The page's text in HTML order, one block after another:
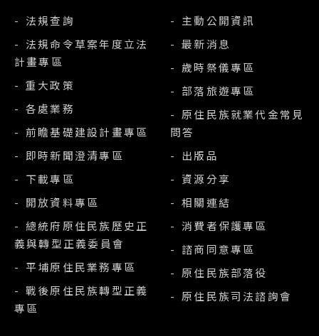
- 法規查詢
- 法規命令草案年度立法
計畫專區
- 重大政策
- 各處業務
- 前瞻基礎建設計畫專區
- 即時新聞澄清專區
- 下載專區
- 開放資料專區
- 總統府原住民族歷史正
義與轉型正義委員會
- 平埔原住民業務專區
- 戰後原住民族轉型正義
專區
- 主動公開資訊
- 最新消息
- 歲時祭儀專區
- 部落旅遊專區
- 原住民族就業代金常見
問答
- 出版品
- 資源分享
- 相關連結
- 消費者保護專區
- 諮商同意專區
- 原住民族部落役
- 原住民族司法諮詢會